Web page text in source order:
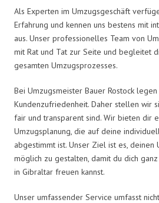
Als Experten im Umzugsgeschäft
Erfahrung und kennen uns bestens mit
aus. Unser professionelles Team von
mit Rat und Tat zur Seite und begleitet
gesamten Umzugsprozesses.
Bei Umzugsmeister Bauer Rostock
Kundenzufriedenheit. Daher stellen wir
fair und transparent sind. Wir bieten dir
Umzugsplanung, die auf deine
abgestimmt ist. Unser Ziel ist es, deinen
möglich zu gestalten, damit du dich
in Gibraltar freuen kannst.
Unser umfassender Service umfasst